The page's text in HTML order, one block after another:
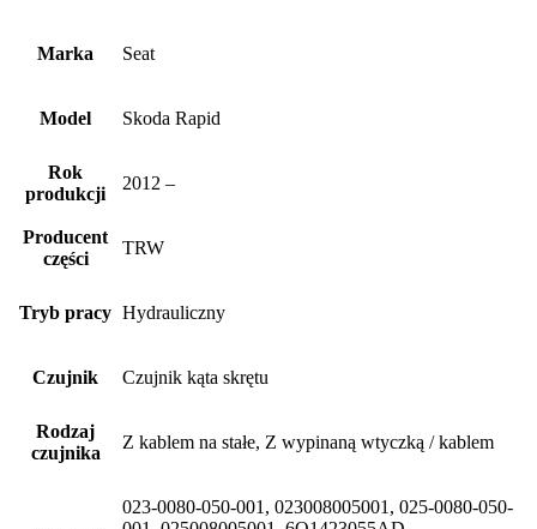
Marka Seat
Model Skoda Rapid
Rok
produkcji
2012 –
Producent
części
TRW
Tryb pracy Hydrauliczny
Czujnik Czujnik kąta skrętu
Rodzaj
czujnika
Z kablem na stałe, Z wypinaną wtyczką / kablem
023-0080-050-001, 023008005001, 025-0080-050-